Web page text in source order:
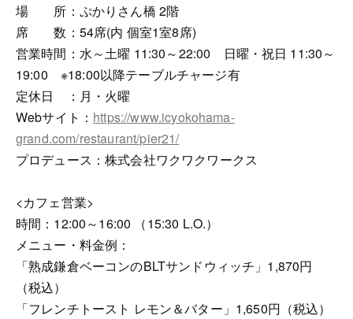
場 所：ぷかりさん橋 2階
席 数：54席(内 個室1室8席)
営業時間：水～土曜 11:30～22:00 日曜・祝日 11:30～
19:00 ※18:00以降テーブルチャージ有
定休日 ：月・火曜
Webサイト： https://www.icyokohama-
grand.com/restaurant/pier21/
プロデュース：株式会社ワクワクワークス
<カフェ営業>
時間：12:00～16:00 （15:30 L.O.）
メニュー・料金例：
「熟成鎌倉ベーコンのBLTサンドウィッチ」1,870円
（税込）
「フレンチトースト レモン＆バター」1,650円（税込）